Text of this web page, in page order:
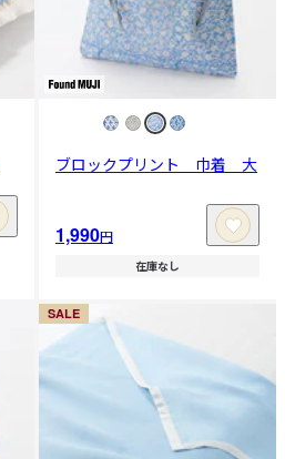
ブロックプリント 巾着 大
1,990円
在庫なし
SALE